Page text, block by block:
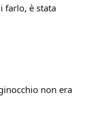
farlo, è stata
non era